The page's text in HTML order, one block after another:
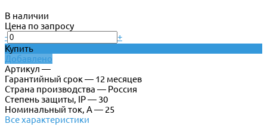
В наличии
Цена по запросу
-
+
Купить
Добавлено
Артикул —
Гарантийный срок — 12 месяцев
Страна производства — Россия
Степень защиты, IP — 30
Номинальный ток, А — 25
Все характеристики